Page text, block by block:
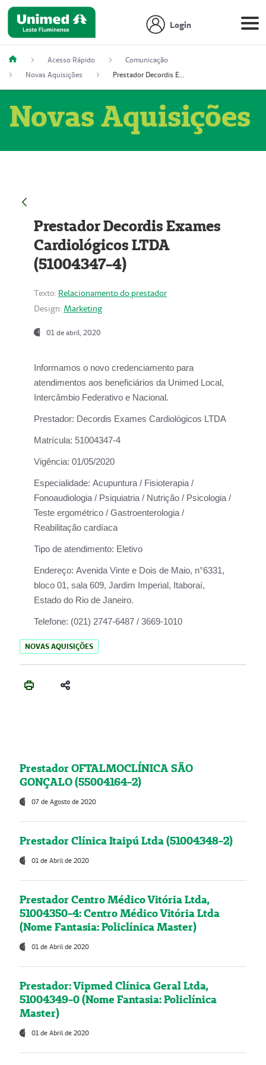
Login
Acesso Rápido
Comunicação
Novas Aquisições
Prestador Decordis Exames Cardiológicos LTDA (51004347-4)
Novas Aquisições
Prestador Decordis Exames
Cardiológicos LTDA
(51004347-4)
Texto: Relacionamento do prestador
Design: Marketing
01 de abril, 2020
Informamos o novo credenciamento para
atendimentos aos beneficiários da Unimed Local,
Intercâmbio Federativo e Nacional.
Prestador: Decordis Exames Cardiológicos LTDA
Matrícula: 51004347-4
Vigência: 01/05/2020
Especialidade: Acupuntura / Fisioterapia /
Fonoaudiologia / Psiquiatria / Nutrição / Psicologia /
Teste ergométrico / Gastroenterologia /
Reabilitação cardíaca
Tipo de atendimento: Eletivo
Endereço: Avenida Vinte e Dois de Maio, n°6331,
bloco 01, sala 609, Jardim Imperial, Itaboraí,
Estado do Rio de Janeiro.
Telefone: (021) 2747-6487 / 3669-1010
NOVAS AQUISIÇÕES
Prestador OFTALMOCLÍNICA SÃO
GONÇALO (55004164-2)
07 de Agosto de 2020
Prestador Clínica Itaipú Ltda (51004348-2)
01 de Abril de 2020
Prestador Centro Médico Vitória Ltda,
51004350-4: Centro Médico Vitória Ltda
(Nome Fantasia: Policlínica Master)
01 de Abril de 2020
Prestador: Vipmed Clínica Geral Ltda,
51004349-0 (Nome Fantasia: Policlínica
Master)
01 de Abril de 2020